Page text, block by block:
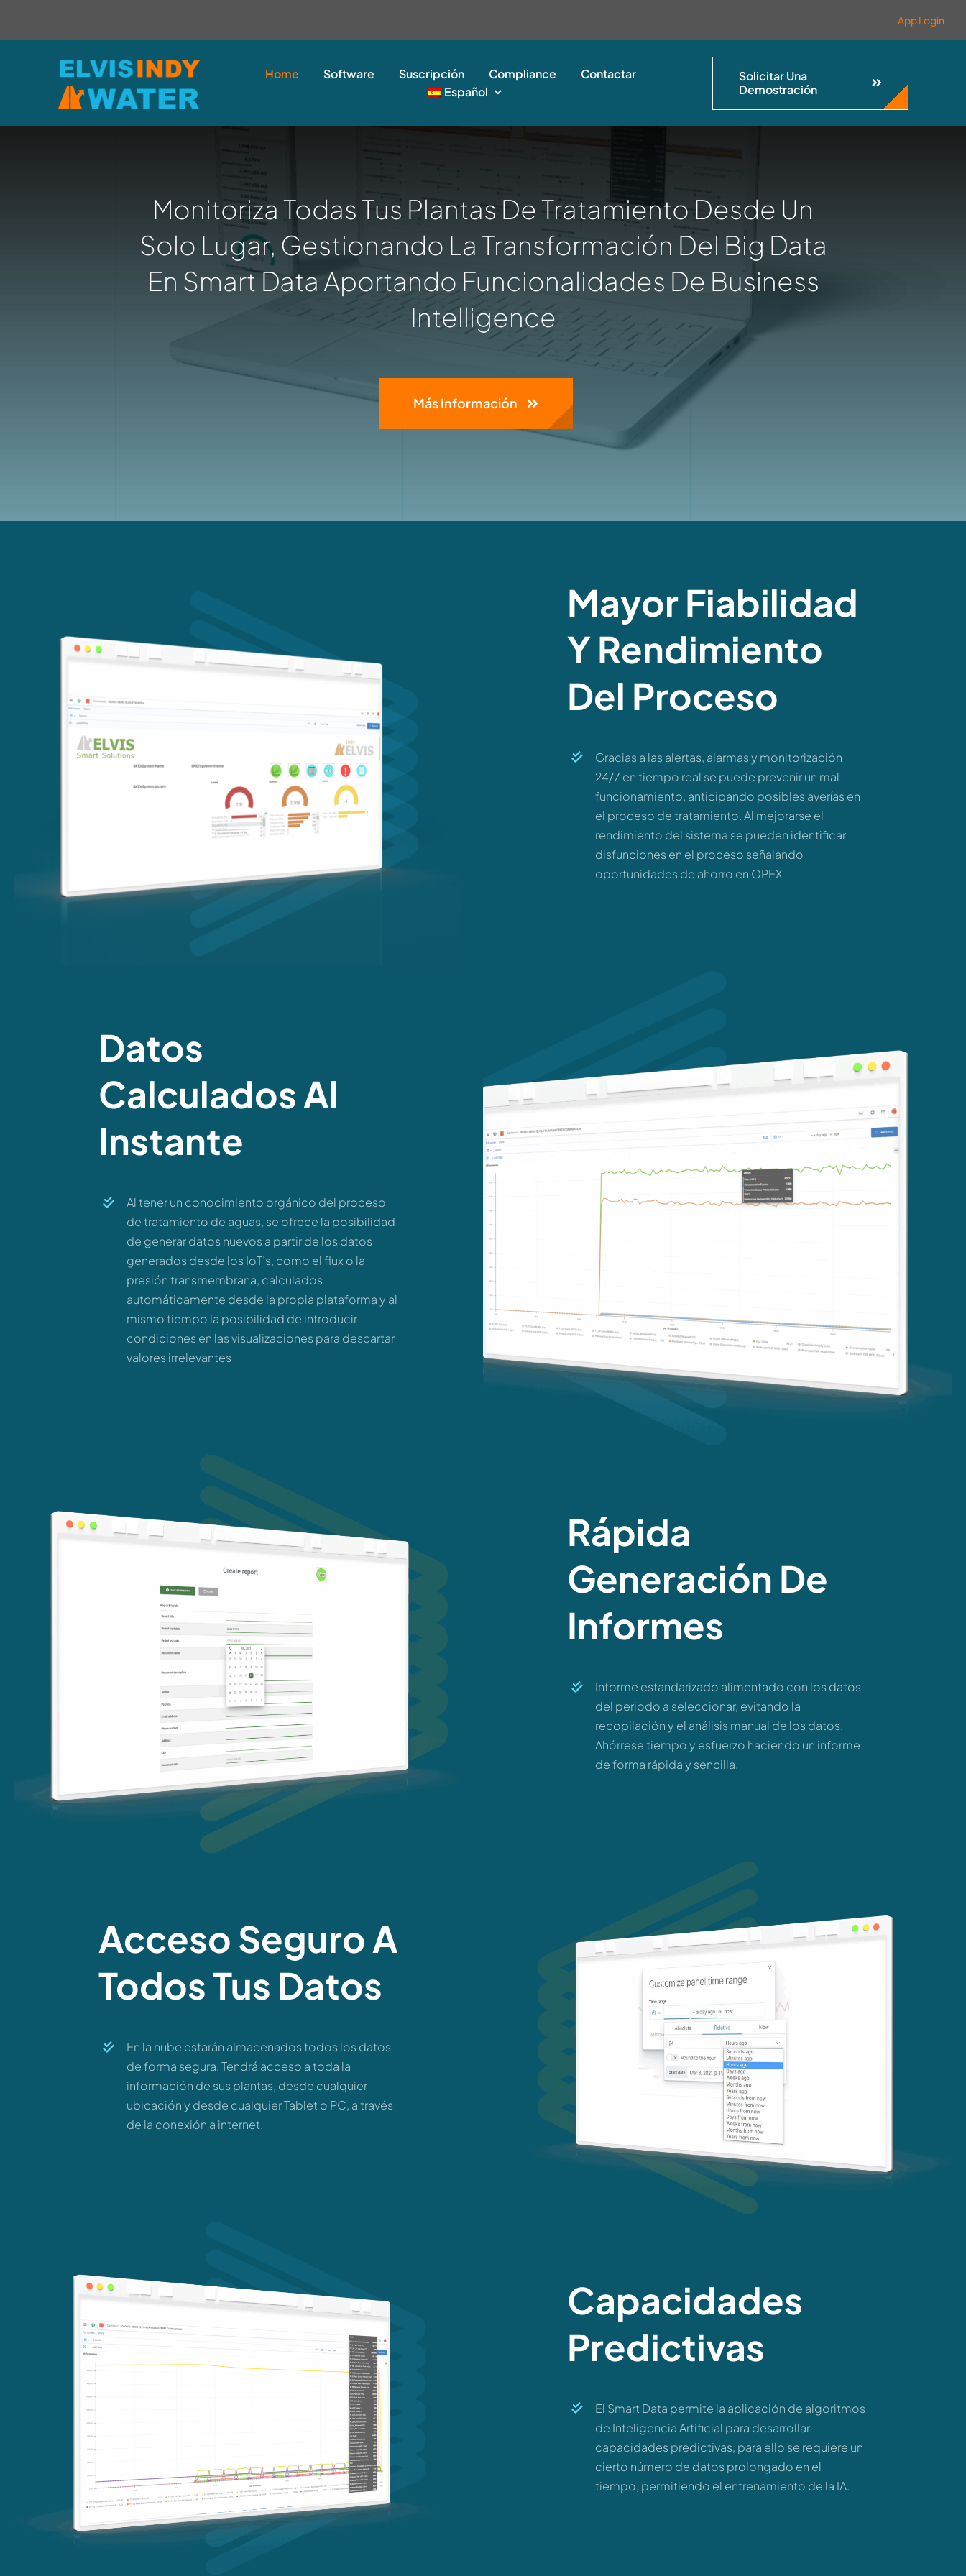
App Login
Home Software Suscripción Compliance
Contactar
Español
Solicitar Una
Demostración
Monitoriza Todas Tus Plantas De Tratamiento Desde Un
Solo Lugar, Gestionando La Transformación Del Big Data
En Smart Data Aportando Funcionalidades De Business
Intelligence
Más Información
Mayor Fiabilidad
Y Rendimiento
Del Proceso
Gracias a las alertas, alarmas y monitorización
24/7 en tiempo real se puede prevenir un mal
funcionamiento, anticipando posibles averías en
el proceso de tratamiento. Al mejorarse el
rendimiento del sistema se pueden identificar
disfunciones en el proceso señalando
oportunidades de ahorro en OPEX
Datos
Calculados Al
Instante
Al tener un conocimiento orgánico del proceso
de tratamiento de aguas, se ofrece la posibilidad
de generar datos nuevos a partir de los datos
generados desde los IoT’s, como el flux o la
presión transmembrana, calculados
automáticamente desde la propia plataforma y al
mismo tiempo la posibilidad de introducir
condiciones en las visualizaciones para descartar
valores irrelevantes
Rápida
Generación De
Informes
Informe estandarizado alimentado con los datos
del periodo a seleccionar, evitando la
recopilación y el análisis manual de los datos.
Ahórrese tiempo y esfuerzo haciendo un informe
de forma rápida y sencilla.
Acceso Seguro A
Todos Tus Datos
En la nube estarán almacenados todos los datos
de forma segura. Tendrá acceso a toda la
información de sus plantas, desde cualquier
ubicación y desde cualquier Tablet o PC, a través
de la conexión a internet.
Capacidades
Predictivas
El Smart Data permite la aplicación de algoritmos
de Inteligencia Artificial para desarrollar
capacidades predictivas, para ello se requiere un
cierto número de datos prolongado en el
tiempo, permitiendo el entrenamiento de la IA.